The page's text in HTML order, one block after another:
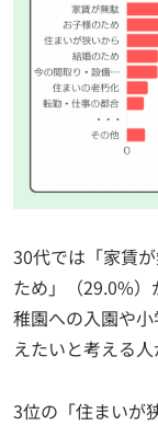
30代では「家賃
ため」（29.0%
稚園への入園や
えたいと考える人
3位の「住まいが